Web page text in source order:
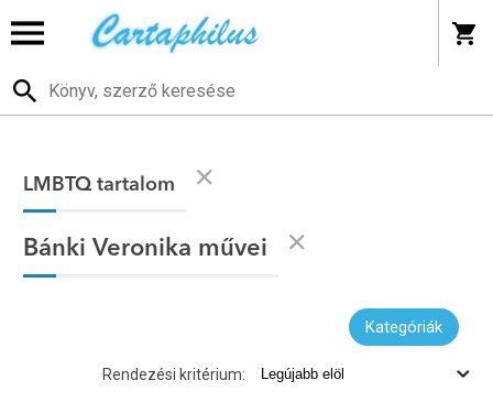
LMBTQ tartalom
Bánki Veronika művei
Kategóriák
Rendezési kritérium: